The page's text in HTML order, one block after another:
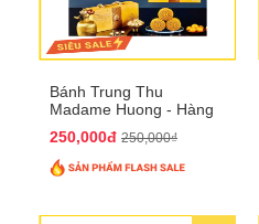
Bánh Trung Thu
Madame Huong - Hàng
250,000đ 250,000₫